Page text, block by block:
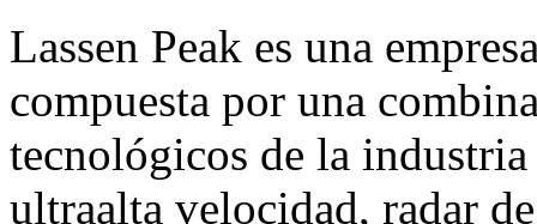
Lassen Peak es una
compuesta por una
tecnológicos de la
ultraalta velocidad, radar